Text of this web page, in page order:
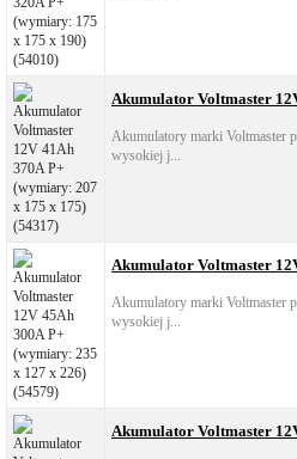
Akumulator Voltmaster
Akumulatory marki Voltmaster
wysokiej j...
Akumulator Voltmaster
Akumulatory marki Voltmaster
wysokiej j...
Akumulator Voltmaster